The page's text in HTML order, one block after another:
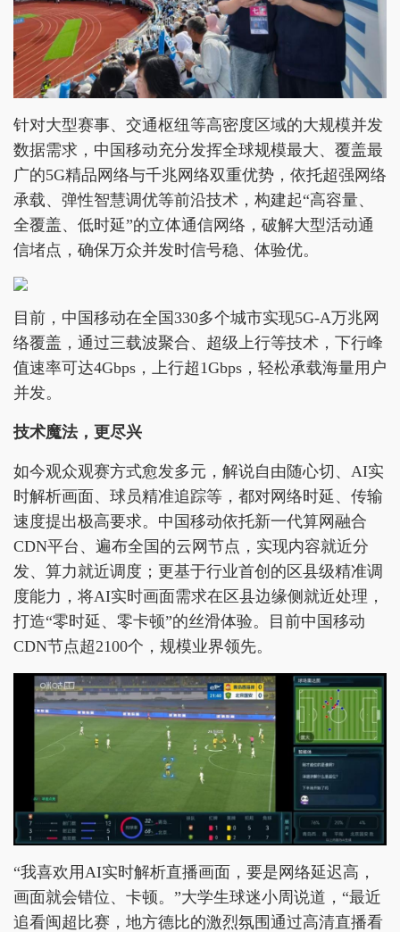
针对大型赛事、交通枢纽等高密度区域的大规模并发
数据需求，中国移动充分发挥全球规模最大、覆盖最
广的5G精品网络与千兆网络双重优势，依托超强网络
承载、弹性智慧调优等前沿技术，构建起“高容量、
全覆盖、低时延”的立体通信网络，破解大型活动通
信堵点，确保万众并发时信号稳、体验优。
目前，中国移动在全国330多个城市实现5G-A万兆网
络覆盖，通过三载波聚合、超级上行等技术，下行峰
值速率可达4Gbps，上行超1Gbps，轻松承载海量用户
并发。
技术魔法，更尽兴
如今观众观赛方式愈发多元，解说自由随心切、AI实
时解析画面、球员精准追踪等，都对网络时延、传输
速度提出极高要求。中国移动依托新一代算网融合
CDN平台、遍布全国的云网节点，实现内容就近分
发、算力就近调度；更基于行业首创的区县级精准调
度能力，将AI实时画面需求在区县边缘侧就近处理，
打造“零时延、零卡顿”的丝滑体验。目前中国移动
CDN节点超2100个，规模业界领先。
“我喜欢用AI实时解析直播画面，要是网络延迟高，
画面就会错位、卡顿。”大学生球迷小周说道，“最近
追看闽超比赛，地方德比的激烈氛围通过高清直播看